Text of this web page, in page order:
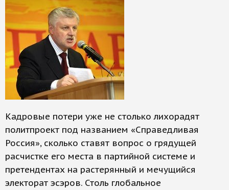
Кадровые потери уже не столько лихорадят
политпроект под названием «Справедливая
Россия», сколько ставят вопрос о грядущей
расчистке его места в партийной системе и
претендентах на растерянный и мечущийся
электорат эсэров. Столь глобальное